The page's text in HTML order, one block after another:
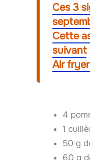
Ces 3
Cette
suivant
Air
4
1
50 g